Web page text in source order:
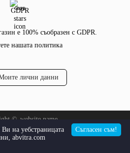
GDPR
е 100% съобразен с GDPR.
нашата политика
лични данни
© website.name
от SELITON
Съгласен съм!
на уебстраницата
abvitra.com